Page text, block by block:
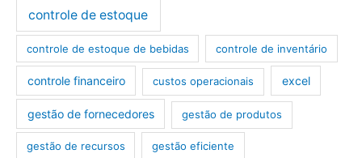
controle de estoque
controle de estoque de bebidas controle de inventário
controle financeiro custos operacionais excel
gestão de fornecedores gestão de produtos
gestão de recursos gestão eficiente